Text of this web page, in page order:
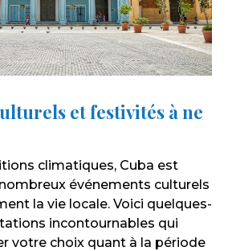
et festivités à ne
climatiques, Cuba est
événements culturels
la vie locale. Voici quelques-
incontournables qui
votre choix quant à la période